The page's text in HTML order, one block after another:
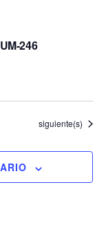
246
Eventos
siguiente(s)